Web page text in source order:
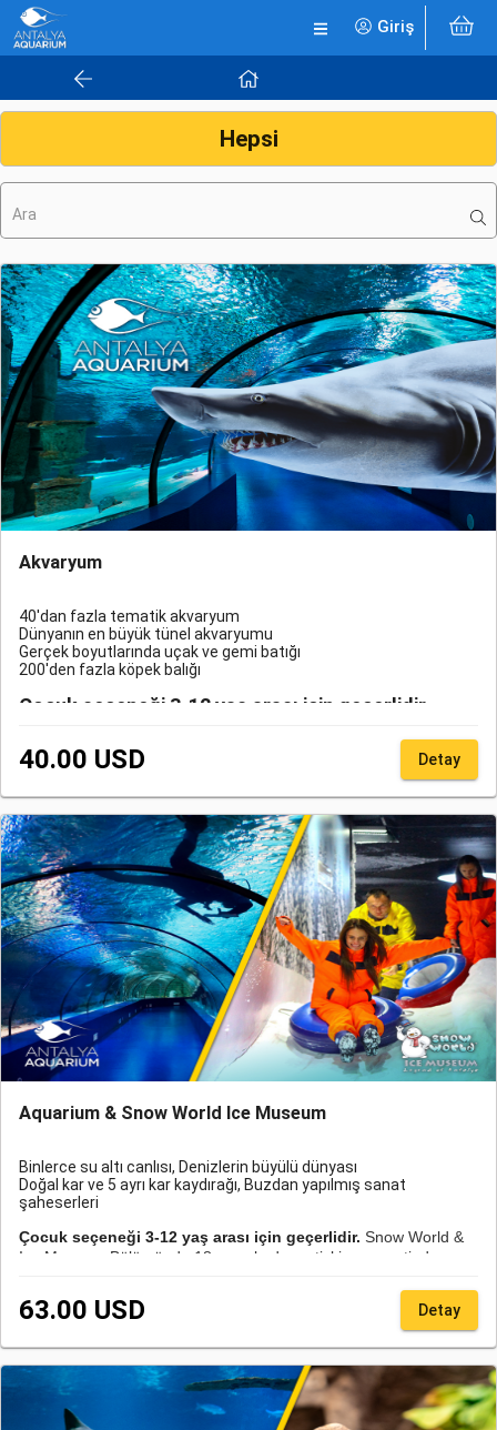
Giriş
Hepsi
Akvaryum
40'dan fazla tematik akvaryum
Dünyanın en büyük tünel akvaryumu
Gerçek boyutlarında uçak ve gemi batığı
200'den fazla köpek balığı
Çocuk seçeneği 3-12 yaş arası için geçerlidir.
Standart transfer ücretinde % 20' lere varan indirimli fiyat almak
için rezervasyon anında ilave hizmet seçeneğinden opsiyonel olan
hizmetinde indirimli fiyat fırsatını kaçırmayın..
Tüm katılımcılar için İkamet / Geçici Kimlik / oturma izni
gereklidir.
40.00 USD Detay
Aquarium & Snow World Ice Museum
Binlerce su altı canlısı, Denizlerin büyülü dünyası
Doğal kar ve 5 ayrı kar kaydırağı, Buzdan yapılmış sanat
şaheserleri
Çocuk seçeneği 3-12 yaş arası için geçerlidir. Snow World &
Ice Museum Bölümünde 18 yaşa kadar yetişkin nezaretinde
alabilir.
Antalya Aquarium'a ulaşım için sadece transfer alımı yapan
misafirlerimizin transfer talep formunda rezervasyon numarası
belirtmesi zorunludur. Bu hizmet Online rezervasyon QR kodu/
rezervasyon numarası, acente rezervasyon QR kodu/
rezervasyon numarası veya giriş gününe ait fiziksel bileti olan
misafirlerimize verilebilmektedir.
63.00 USD Detay